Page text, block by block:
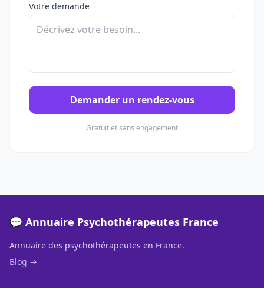
Votre demande
Demander un rendez-vous
Gratuit et sans engagement
💬 Annuaire Psychothérapeutes France
Annuaire des psychothérapeutes en France.
Blog →